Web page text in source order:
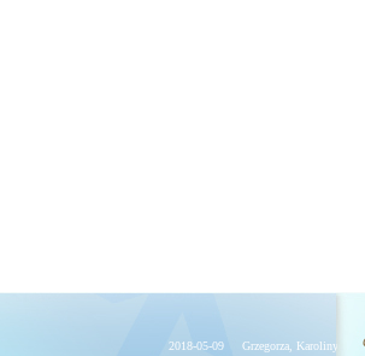
2018-05-09 Grzegorza, Karoliny, Karola